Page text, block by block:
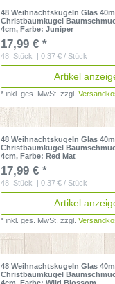
48 Weihnachtskugeln Glas
Christbaumkugel
4cm, Farbe: Juniper
17,99 € *
48 Stück | 0,37 € / Stück
Artikel
*inkl. ges. MwSt. zzgl.
48 Weihnachtskugeln Glas
Christbaumkugel
4cm, Farbe: Red Mat
17,99 € *
48 Stück | 0,37 € / Stück
Artikel
*inkl. ges. MwSt. zzgl.
48 Weihnachtskugeln Glas
Christbaumkugel